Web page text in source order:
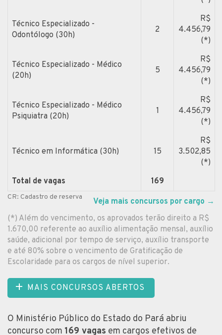
Técnico Especializado -
Odontólogo (30h)
2
R$
4.456,79
(*)
Técnico Especializado - Médico
(20h)
5
R$
4.456,79
(*)
Técnico Especializado - Médico
Psiquiatra (20h)
1
R$
4.456,79
(*)
Técnico em Informática (30h) 15
R$
3.502,85
(*)
Total de vagas
169
CR: Cadastro de reserva Veja mais concursos por cargo →
(*) Além do vencimento, os aprovados terão direito a R$
1.670,00 referente ao auxílio alimentação mensal, auxílio
saúde, adicional por tempo de serviço, auxílio transporte
e até 80% sobre o vencimento de Gratificação de
Escolaridade para os cargos de nível superior.
MAIS CONCURSOS ABERTOS
O Ministério Público do Estado do Pará abriu
concurso com 169 vagas em cargos efetivos de